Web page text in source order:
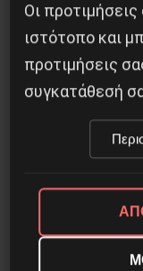
Οι
ιστότοπο και
προτιμήσεις
συγκατάθεσή